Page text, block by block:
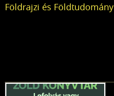
Földrajzi és